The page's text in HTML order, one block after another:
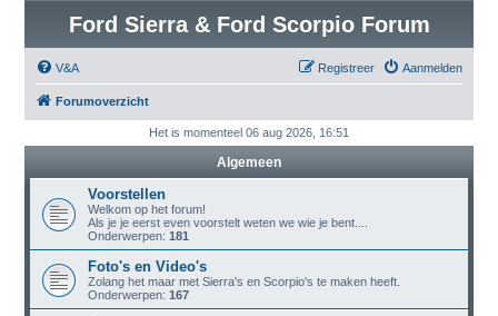
Ford Sierra & Ford Scorpio Forum
V&A Aanmelden
Registreer
Forumoverzicht
Het is momenteel 06 aug 2026, 16:51
Algemeen
Voorstellen
Welkom op het forum!
Als je je eerst even voorstelt weten we wie je bent....
Onderwerpen: 181
Foto's en Video's
Zolang het maar met Sierra's en Scorpio's te maken heeft.
Onderwerpen: 167